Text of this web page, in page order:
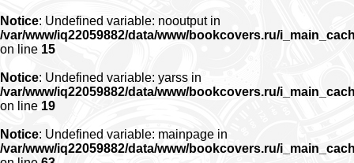
Notice: Undefined variable: nooutput in
/var/www/iq22059882/data/www/bookcovers.ru/
on line 15
Notice: Undefined variable: yarss in
/var/www/iq22059882/data/www/bookcovers.ru/
on line 19
Notice: Undefined variable: mainpage in
/var/www/iq22059882/data/www/bookcovers.ru/